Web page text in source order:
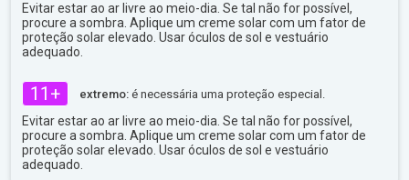
Evitar estar ao ar livre ao meio-dia. Se tal não for possível,
procure a sombra. Aplique um creme solar com um fator de
proteção solar elevado. Usar óculos de sol e vestuário
adequado.
11+ extremo: é necessária uma proteção especial.
Evitar estar ao ar livre ao meio-dia. Se tal não for possível,
procure a sombra. Aplique um creme solar com um fator de
proteção solar elevado. Usar óculos de sol e vestuário
adequado.